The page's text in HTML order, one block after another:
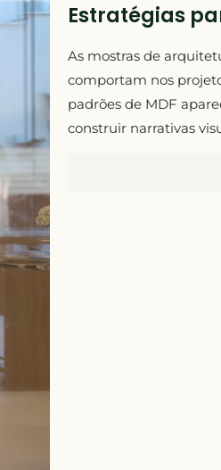
Estratégias
As mostras de
comportam nos
padrões de MDF
construir narrativas